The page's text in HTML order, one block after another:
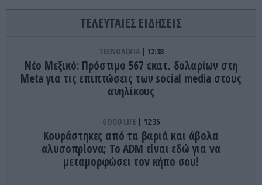
ΤΕΛΕΥΤΑΙΕΣ ΕΙΔΗΣΕΙΣ
ΤΕΧΝΟΛΟΓΙΑ 12:38
Nέο Μεξικό: Πρόστιμο 567 εκατ. δολαρίων στη
Meta για τις επιπτώσεις των social media στους
ανηλίκους
GOOD LIFE 12:35
Κουράστηκες από τα βαριά και άβολα
αλυσοπρίονα; Το ADM είναι εδώ για να
μεταμορφώσει τον κήπο σου!